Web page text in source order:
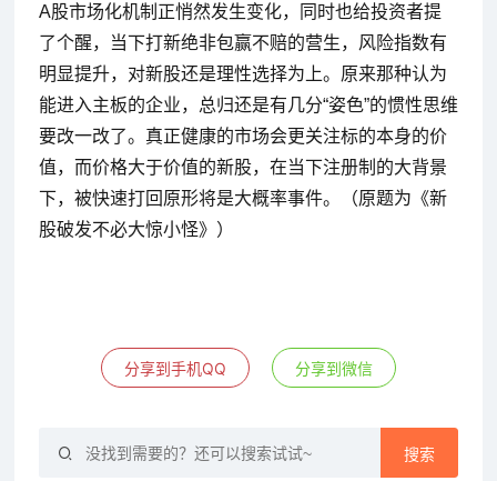
A股市场化机制正悄然发生变化，同时也给投资者提
了个醒，当下打新绝非包赢不赔的营生，风险指数有
明显提升，对新股还是理性选择为上。原来那种认为
能进入主板的企业，总归还是有几分“姿色”的惯性思维
要改一改了。真正健康的市场会更关注标的本身的价
值，而价格大于价值的新股，在当下注册制的大背景
下，被快速打回原形将是大概率事件。（原题为《新
股破发不必大惊小怪》）
分享到手机QQ 分享到微信
搜索